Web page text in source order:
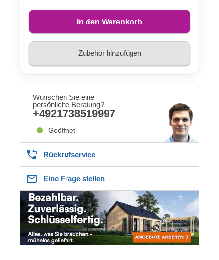
In den Warenkorb
Zubehör hinzufügen
Wünschen Sie eine
persönliche Beratung?
+4921738519997
Geöffnet
Rückrufservice
Eine Frage stellen